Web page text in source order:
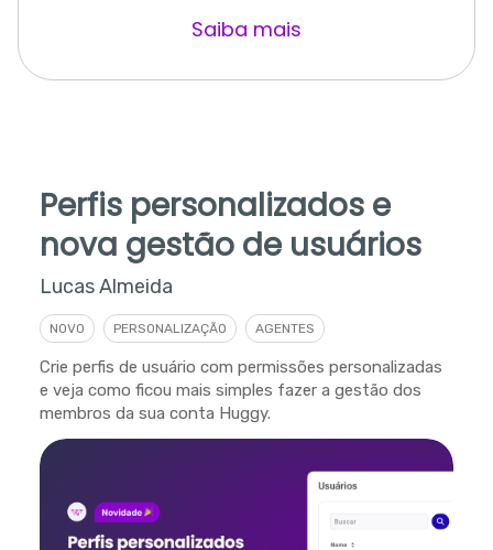
Saiba mais
Perfis personalizados e
nova gestão de usuários
Lucas Almeida
NOVO PERSONALIZAÇÃO AGENTES
Crie perfis de usuário com permissões personalizadas
e veja como ficou mais simples fazer a gestão dos
membros da sua conta Huggy.